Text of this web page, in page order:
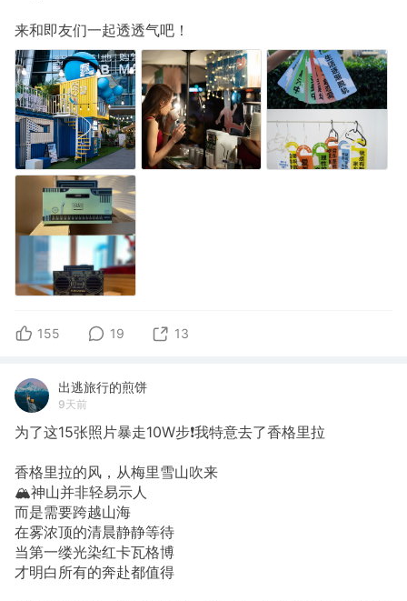
来和即友们一起透透气吧！
155 19 13
出逃旅行的煎饼
9天前
为了这15张照片暴走10W步❗我特意去了香格里拉
香格里拉的风，从梅里雪山吹来
🏔️神山并非轻易示人
而是需要跨越山海
在雾浓顶的清晨静静等待
当第一缕光染红卡瓦格博
才明白所有的奔赴都值得